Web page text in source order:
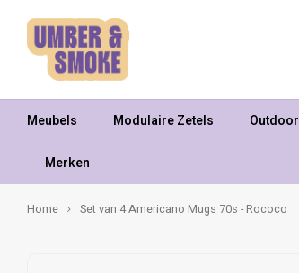
Meubels Modulaire Zetels Outdoor
Merken
Home Set van 4 Americano Mugs 70s - Rococo